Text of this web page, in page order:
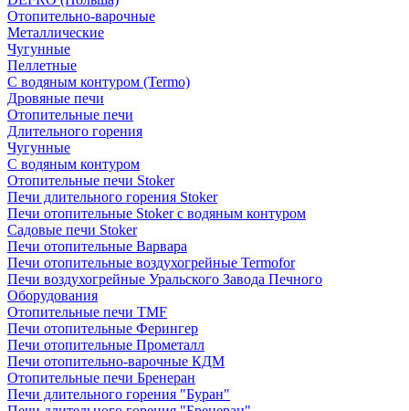
Отопительно-варочные
Металлические
Чугунные
Пеллетные
С водяным контуром (Termo)
Дровяные печи
Отопительные печи
Длительного горения
Чугунные
C водяным контуром
Отопительные печи Stoker
Печи длительного горения Stoker
Печи отопительные Stoker с водяным контуром
Садовые печи Stoker
Печи отопительные Варвара
Печи отопительные воздухогрейные Termofor
Печи воздухогрейные Уральского Завода Печного
Оборудования
Отопительные печи TMF
Печи отопительные Ферингер
Печи отопительные Прометалл
Печи отопительно-варочные КДМ
Отопительные печи Бренеран
Печи длительного горения "Буран"